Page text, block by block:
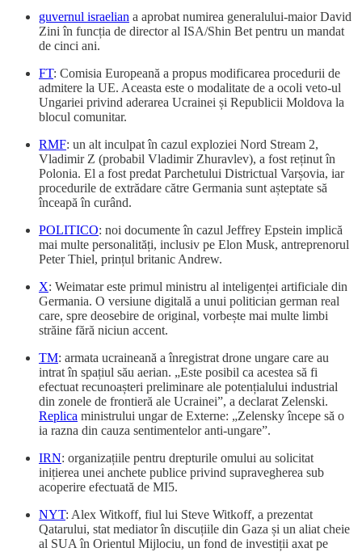
guvernul israelian a aprobat numirea generalului-maior David
Zini în funcția de director al ISA/Shin Bet pentru un mandat
de cinci ani.
FT: Comisia Europeană a propus modificarea procedurii de
admitere la UE. Aceasta este o modalitate de a ocoli veto-ul
Ungariei privind aderarea Ucrainei și Republicii Moldova la
blocul comunitar.
RMF: un alt inculpat în cazul exploziei Nord Stream 2,
Vladimir Z (probabil Vladimir Zhuravlev), a fost reținut în
Polonia. El a fost predat Parchetului Districtual Varșovia, iar
procedurile de extrădare către Germania sunt așteptate să
înceapă în curând.
POLITICO: noi documente în cazul Jeffrey Epstein implică
mai multe personalități, inclusiv pe Elon Musk, antreprenorul
Peter Thiel, prințul britanic Andrew.
X: Weimatar este primul ministru al inteligenței artificiale din
Germania. O versiune digitală a unui politician german real
care, spre deosebire de original, vorbește mai multe limbi
străine fără niciun accent.
TM: armata ucraineană a înregistrat drone ungare care au
intrat în spațiul său aerian. „Este posibil ca acestea să fi
efectuat recunoașteri preliminare ale potențialului industrial
din zonele de frontieră ale Ucrainei”, a declarat Zelenski.
Replica ministrului ungar de Externe: „Zelensky începe să o
ia razna din cauza sentimentelor anti-ungare”.
IRN: organizațiile pentru drepturile omului au solicitat
inițierea unei anchete publice privind supravegherea sub
acoperire efectuată de MI5.
NYT: Alex Witkoff, fiul lui Steve Witkoff, a prezentat
Qatarului, stat mediator în discuțiile din Gaza și un aliat cheie
al SUA în Orientul Mijlociu, un fond de investiții axat pe